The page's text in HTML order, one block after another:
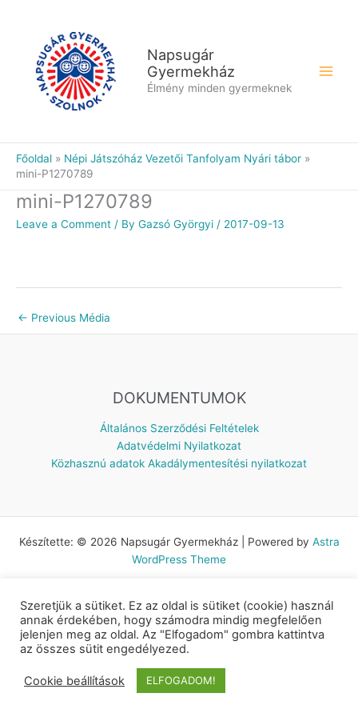
Napsugár
Gyermekház
Élmény minden gyermeknek
Főoldal
Népi Játszóház Vezetői Tanfolyam Nyári tábor
mini-P1270789
mini-P1270789
Leave a Comment / By Gazsó Györgyi / 2017-09-13
← Previous Média
DOKUMENTUMOK
Általános Szerződési Feltételek
Adatvédelmi Nyilatkozat
Közhasznú adatok Akadálymentesítési nyilatkozat
Készítette: © 2026 Napsugár Gyermekház | Powered by Astra
WordPress Theme
Szeretjük a sütiket. Ez az oldal is sütiket (cookie) használ
annak érdekében, hogy számodra mindig megfelelően
jelenjen meg az oldal. Az "Elfogadom" gombra kattintva
az összes sütit engedélyezed.
Cookie beállítások ELFOGADOM!